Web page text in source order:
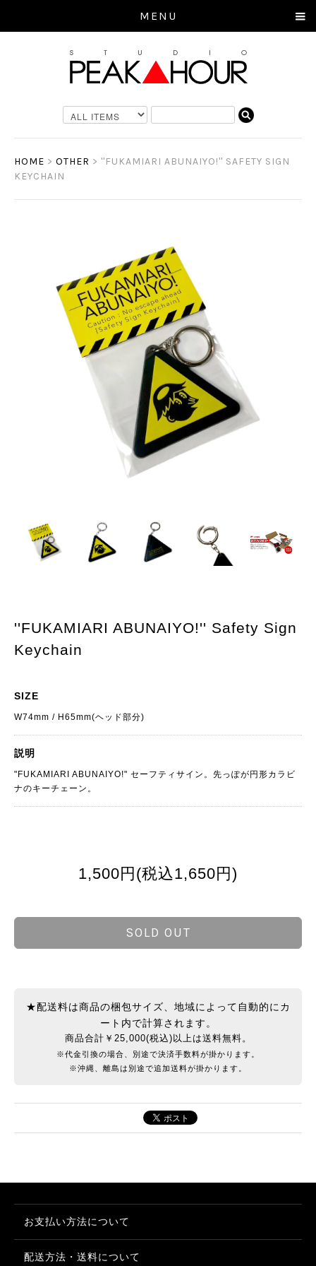
MENU
HOME > OTHER > ''FUKAMIARI ABUNAIYO!'' SAFETY SIGN
KEYCHAIN
''FUKAMIARI ABUNAIYO!'' Safety Sign
Keychain
SIZE
W74mm / H65mm(ヘッド部分)
説明
"FUKAMIARI ABUNAIYO!" セーフティサイン。先っぽが円形カラビ
ナのキーチェーン。
1,500円(税込1,650円)
SOLD OUT
★配送料は商品の梱包サイズ、地域によって自動的にカ
ート内で計算されます。
商品合計￥25,000(税込)以上は送料無料。
※代金引換の場合、別途で決済手数料が掛かります。
※沖縄、離島は別途で追加送料が掛かります。
お支払い方法について
配送方法・送料について